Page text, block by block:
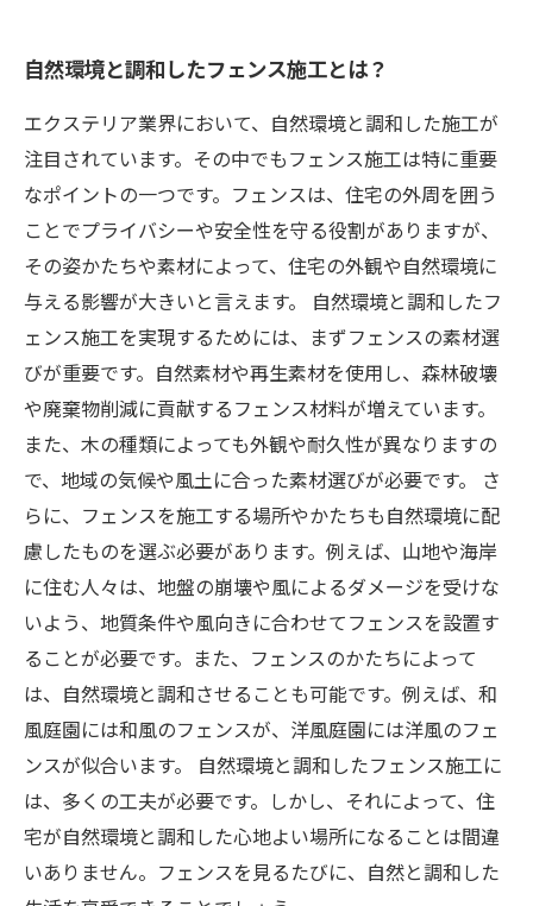
自然環境と調和したフェンス施工とは？
エクステリア業界において、自然環境と調和した施工が
注目されています。その中でもフェンス施工は特に重要
なポイントの一つです。フェンスは、住宅の外周を囲う
ことでプライバシーや安全性を守る役割がありますが、
その姿かたちや素材によって、住宅の外観や自然環境に
与える影響が大きいと言えます。 自然環境と調和したフ
ェンス施工を実現するためには、まずフェンスの素材選
びが重要です。自然素材や再生素材を使用し、森林破壊
や廃棄物削減に貢献するフェンス材料が増えています。
また、木の種類によっても外観や耐久性が異なりますの
で、地域の気候や風土に合った素材選びが必要です。 さ
らに、フェンスを施工する場所やかたちも自然環境に配
慮したものを選ぶ必要があります。例えば、山地や海岸
に住む人々は、地盤の崩壊や風によるダメージを受けな
いよう、地質条件や風向きに合わせてフェンスを設置す
ることが必要です。また、フェンスのかたちによって
は、自然環境と調和させることも可能です。例えば、和
風庭園には和風のフェンスが、洋風庭園には洋風のフェ
ンスが似合います。 自然環境と調和したフェンス施工に
は、多くの工夫が必要です。しかし、それによって、住
宅が自然環境と調和した心地よい場所になることは間違
いありません。フェンスを見るたびに、自然と調和した